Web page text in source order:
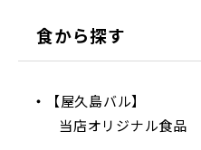
食から探す
【屋久島バル】
当店オリジナル食品